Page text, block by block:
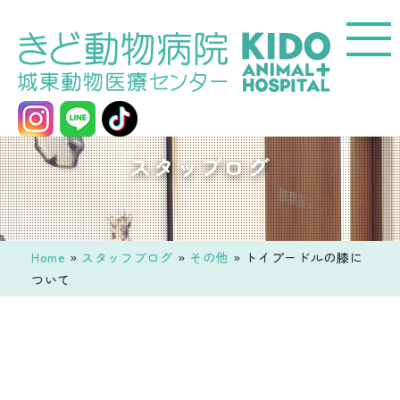
へ
ス
キ
ッ
プ
城
東
動
物
医
セ
スタッブログ
Home » スタッフブログ » その他 » トイプードルの膝に
ついて